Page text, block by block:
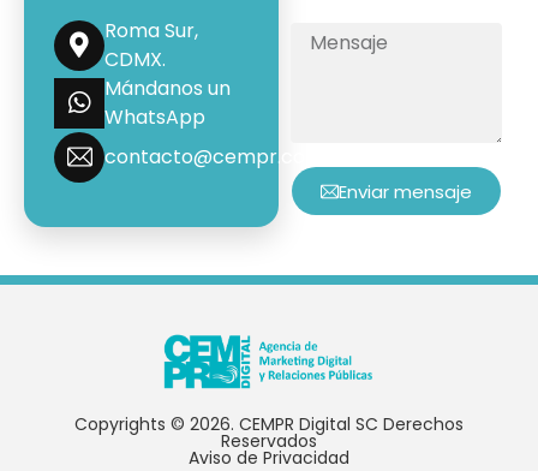
Roma Sur,
CDMX.
Mándanos un
WhatsApp
contacto@cempr.com.mx
Enviar mensaje
Copyrights © 2026. CEMPR Digital SC Derechos
Reservados
Aviso de Privacidad